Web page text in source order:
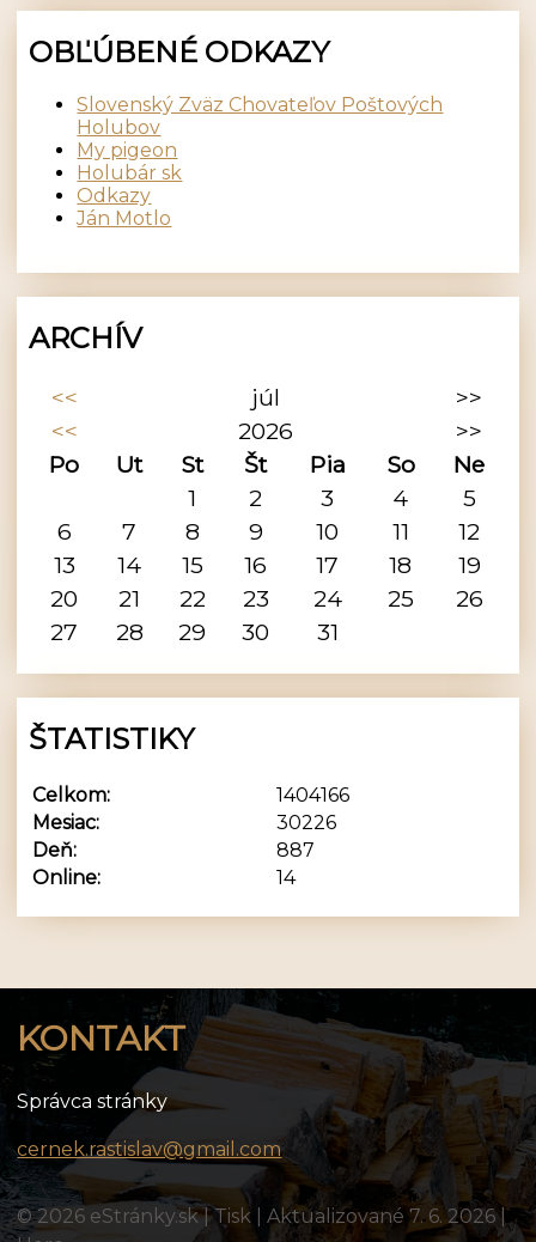
OBĽÚBENÉ ODKAZY
Slovenský Zväz Chovateľov Poštových
Holubov
My pigeon
Holubár sk
Odkazy
Ján Motlo
ARCHÍV
<< júl
>>
<<
2026
>>
Po
Ut St Št Pia So
Ne
1
2 3 4
5
6
7 8 9 10 11
12
13
14 15 16 17 18
19
20
21 22 23 24 25
26
27
28 29 30 31
ŠTATISTIKY
Online: 14
Celkom:
1404166
Mesiac:
30226
Deň:
887
KONTAKT
Správca stránky
cernek.rastislav@gmail.com
© 2026 eStránky.sk|Tisk |Aktualizované 7. 6. 2026 |